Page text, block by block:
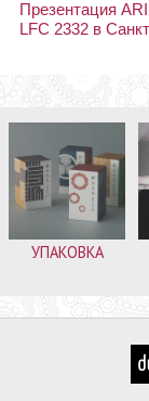
Презентация
LFC 2332 в
УПАКОВКА